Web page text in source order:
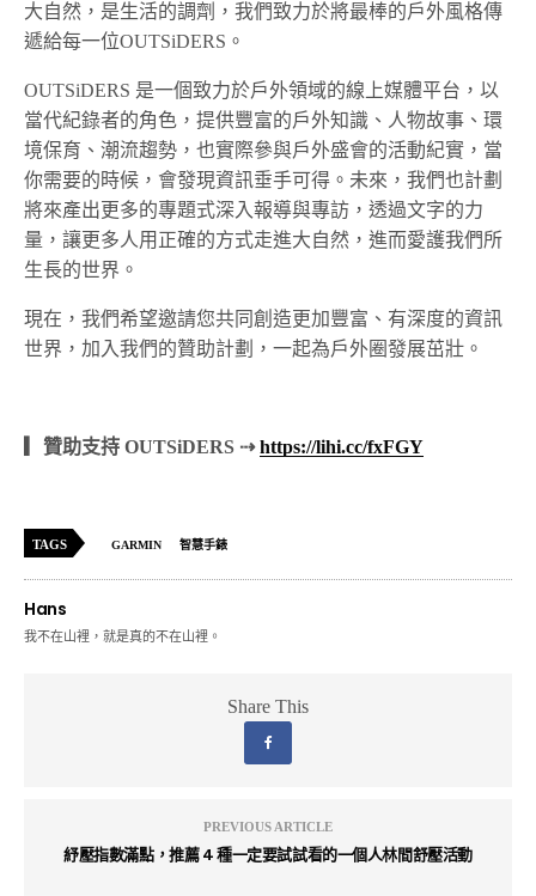
大自然，是生活的調劑，我們致力於將最棒的戶外風格傳
遞給每一位OUTSiDERS。
OUTSiDERS 是一個致力於戶外領域的線上媒體平台，以
當代紀錄者的角色，提供豐富的戶外知識、人物故事、環
境保育、潮流趨勢，也實際參與戶外盛會的活動紀實，當
你需要的時候，會發現資訊垂手可得。未來，我們也計劃
將來產出更多的專題式深入報導與專訪，透過文字的力
量，讓更多人用正確的方式走進大自然，進而愛護我們所
生長的世界。
現在，我們希望邀請您共同創造更加豐富、有深度的資訊
世界，加入我們的贊助計劃，一起為戶外圈發展茁壯。
▎贊助支持 OUTSiDERS ⇢https://lihi.cc/fxFGY
TAGS GARMIN 智慧手錶
Hans
我不在山裡，就是真的不在山裡。
Share This
PREVIOUS ARTICLE
紓壓指數滿點，推薦 4 種一定要試試看的一個人林間舒壓活動